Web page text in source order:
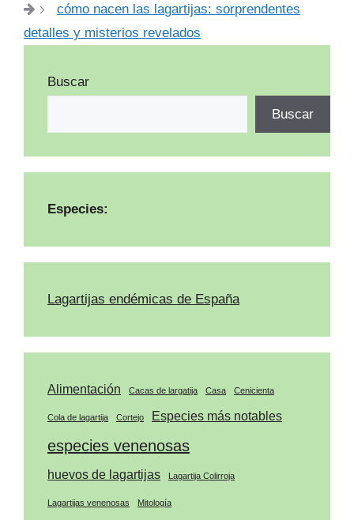
cómo nacen las lagartijas: sorprendentes
detalles y misterios revelados
Buscar
Buscar
Especies:
Lagartijas endémicas de España
Alimentación Cacas de largatija Casa Cenicienta
Cola de lagartija Cortejo Especies más notables
especies venenosas
huevos de lagartijas Lagartija Colirroja
Lagartijas venenosas Mitología